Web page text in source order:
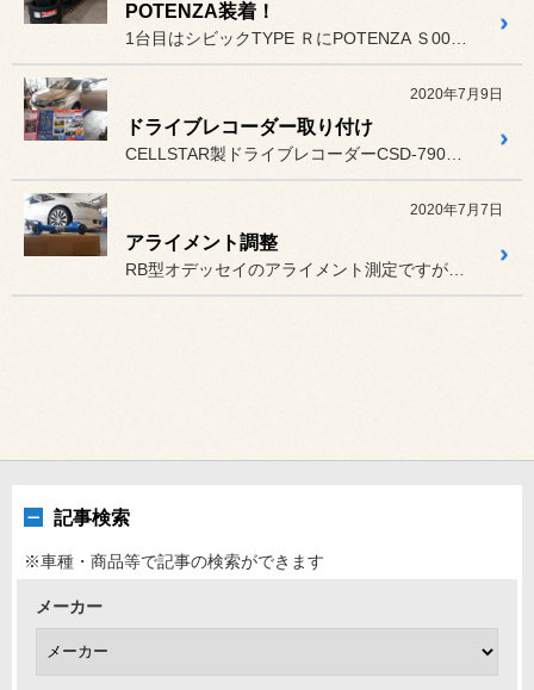
POTENZA装着！
2020年7月9日
ドライブレコーダー取り付け
2020年7月7日
アライメント調整
記事検索
※車種・商品等で記事の検索ができます
メーカー